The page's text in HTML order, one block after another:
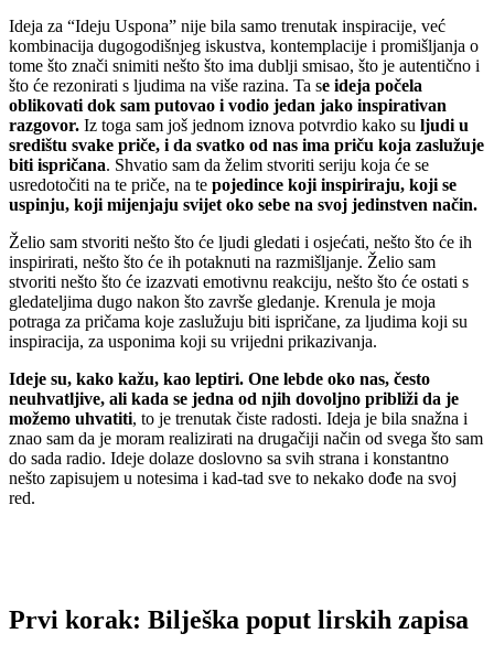
Ideja za “Ideju Uspona” nije bila samo trenutak inspiracije, već
kombinacija dugogodišnjeg iskustva, kontemplacije i promišljanja o
tome što znači snimiti nešto što ima dublji smisao, što je autentično i
što će rezonirati s ljudima na više razina. Ta se ideja počela
oblikovati dok sam putovao i vodio jedan jako inspirativan
razgovor. Iz toga sam još jednom iznova potvrdio kako su ljudi u
središtu svake priče, i da svatko od nas ima priču koja zaslužuje
biti ispričana. Shvatio sam da želim stvoriti seriju koja će se
usredotočiti na te priče, na te pojedince koji inspiriraju, koji se
uspinju, koji mijenjaju svijet oko sebe na svoj jedinstven način.
Želio sam stvoriti nešto što će ljudi gledati i osjećati, nešto što će ih
inspirirati, nešto što će ih potaknuti na razmišljanje. Želio sam
stvoriti nešto što će izazvati emotivnu reakciju, nešto što će ostati s
gledateljima dugo nakon što završe gledanje. Krenula je moja
potraga za pričama koje zaslužuju biti ispričane, za ljudima koji su
inspiracija, za usponima koji su vrijedni prikazivanja.
Ideje su, kako kažu, kao leptiri. One lebde oko nas, često
neuhvatljive, ali kada se jedna od njih dovoljno približi da je
možemo uhvatiti, to je trenutak čiste radosti. Ideja je bila snažna i
znao sam da je moram realizirati na drugačiji način od svega što sam
do sada radio. Ideje dolaze doslovno sa svih strana i konstantno
nešto zapisujem u notesima i kad-tad sve to nekako dođe na svoj
red.
Prvi korak: Bilješka poput lirskih zapisa